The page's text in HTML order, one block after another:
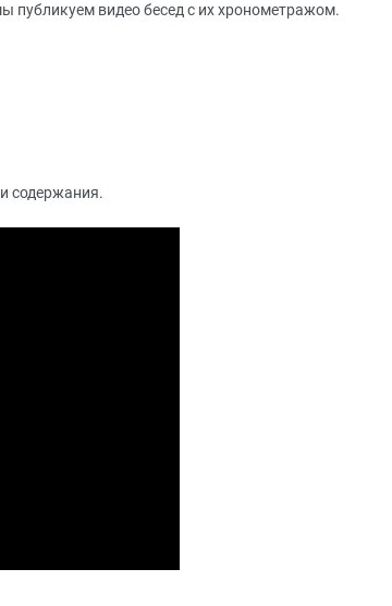
публикуем видео бесед с их хронометражом.
содержания.